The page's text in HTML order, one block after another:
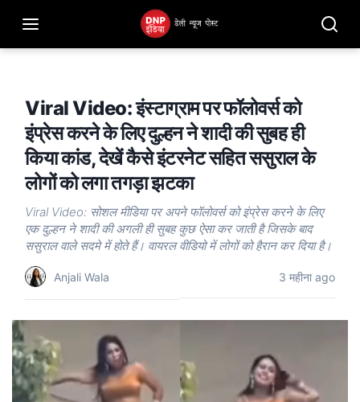
Viral Video: इंस्टाग्राम पर फॉलोवर्स को
इंप्रेस करने के लिए दुल्हन ने शादी की सुबह ही
किया कांड, देखें कैसे इंटरनेट सहित ससुराल के
लोगों को लगा तगड़ा झटका
Viral Video: सोशल मीडिया पर अपने फॉलोवर्स को इंप्रेस करने के लिए
एक दुल्हन ने शादी की अगली ही सुबह कुछ ऐसा कर जाती है जिसके बाद
ससुराल वाले सदमे में होते हैं। वायरल वीडियो में लोगों को हैरान कर दिया है।
Anjali Wala 3 महीना ago